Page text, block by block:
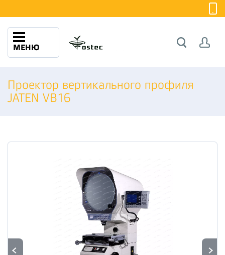
МЕНЮ
Проектор вертикального профиля
JATEN VB16